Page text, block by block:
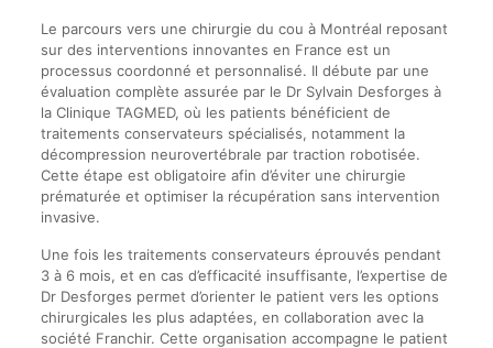
Le parcours vers une chirurgie du cou à Montréal reposant
sur des interventions innovantes en France est un
processus coordonné et personnalisé. Il débute par une
évaluation complète assurée par le Dr Sylvain Desforges à
la Clinique TAGMED, où les patients bénéficient de
traitements conservateurs spécialisés, notamment la
décompression neurovertébrale par traction robotisée.
Cette étape est obligatoire afin d’éviter une chirurgie
prématurée et optimiser la récupération sans intervention
invasive.
Une fois les traitements conservateurs éprouvés pendant
3 à 6 mois, et en cas d’efficacité insuffisante, l’expertise de
Dr Desforges permet d’orienter le patient vers les options
chirurgicales les plus adaptées, en collaboration avec la
société Franchir. Cette organisation accompagne le patient